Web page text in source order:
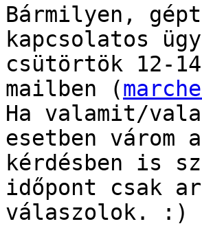
Bármilyen,
kapcsolatos
csütörtök 12-
mailben (
Ha valamit/
esetben várom
kérdésben is
időpont csak
válaszolok. :)